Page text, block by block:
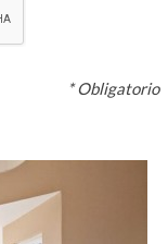
* Obligatorio